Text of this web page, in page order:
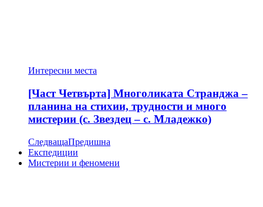
Интересни места
[Част Четвърта] Многоликата Странджа –
планина на стихии, трудности и много
мистерии (с. Звездец – с. Младежко)
СледващаПредишна
Експедиции
Мистерии и феномени